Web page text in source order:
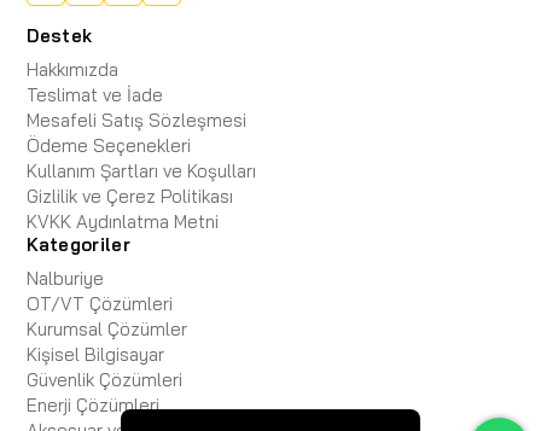
Destek
Hakkımızda
Teslimat ve İade
Mesafeli Satış Sözleşmesi
Ödeme Seçenekleri
Kullanım Şartları ve Koşulları
Gizlilik ve Çerez Politikası
KVKK Aydınlatma Metni
Kategoriler
Nalburiye
OT/VT Çözümleri
Kurumsal Çözümler
Kişisel Bilgisayar
Güvenlik Çözümleri
Enerji Çözümleri